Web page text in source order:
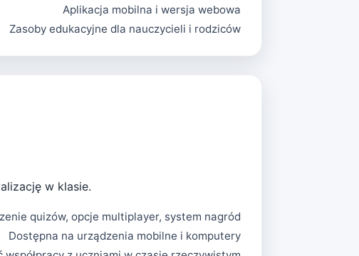
Aplikacja mobilna i wersja webowa
Zasoby edukacyjne dla nauczycieli i rodziców
w klasie.
quizów, opcje multiplayer, system nagród
Dostępna na urządzenia mobilne i komputery